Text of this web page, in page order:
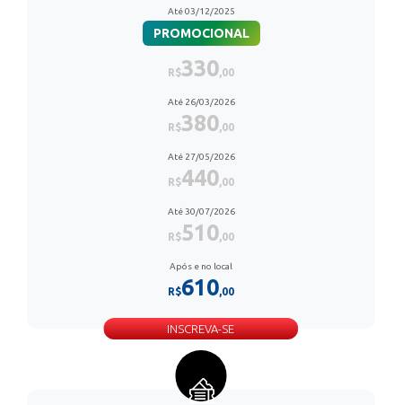
Até 03/12/2025
PROMOCIONAL
R$330,00
Até 26/03/2026
R$380,00
Até 27/05/2026
R$440,00
Até 30/07/2026
R$510,00
Após e no local
R$610,00
INSCREVA-SE